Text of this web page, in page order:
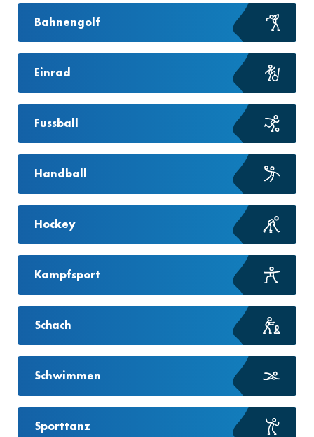
Bahnengolf
Einrad
Fussball
Handball
Hockey
Kampfsport
Schach
Schwimmen
Sporttanz